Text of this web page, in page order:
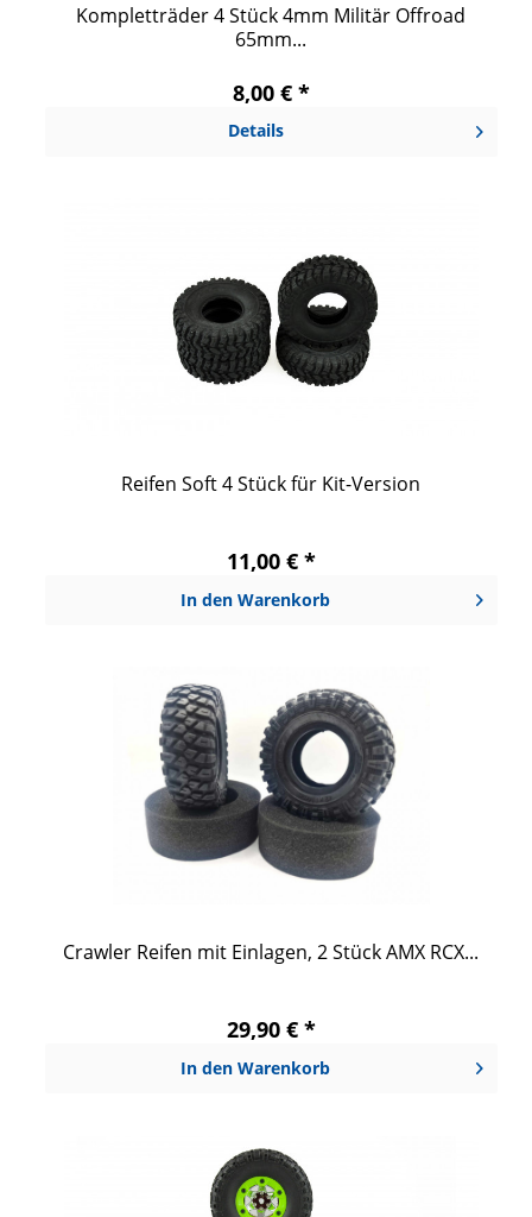
Kompletträder 4 Stück 4mm Militär Offroad
65mm...
8,00 € *
Details
Reifen Soft 4 Stück für Kit-Version
11,00 € *
In den Warenkorb
Crawler Reifen mit Einlagen, 2 Stück AMX RCX...
29,90 € *
In den Warenkorb